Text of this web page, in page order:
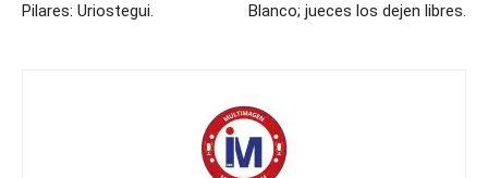
Pilares: Uriostegui.
Blanco; jueces los dejen libres.